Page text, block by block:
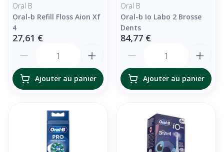
Oral B
Oral-b Refill Floss Aion Xf
4
27,61 €
Ajouter au panier
Oral B
Oral-b Io Labo 2 Brosse
Dents
84,77 €
Ajouter au panier